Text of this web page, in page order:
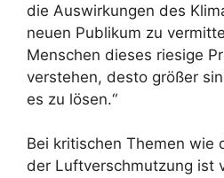
die Auswirkungen des
neuen Publikum zu
Menschen dieses riesige
verstehen, desto größer
es zu lösen.“
Bei kritischen Themen wie
der Luftverschmutzung ist